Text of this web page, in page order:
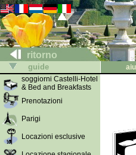
ritorno
guide
soggiorni Castelli-Hotel
& Bed and Breakfasts
Prenotazioni
Parigi
Locazioni esclusive